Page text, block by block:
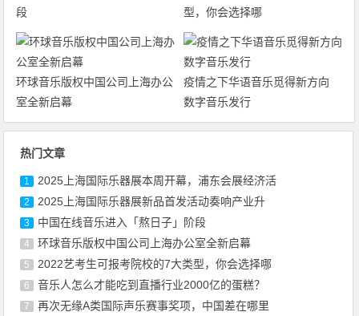
段
型，你会选择哪
环球音乐版权中国公司上海办公
室全新启幕
疫情之下华语音乐觅得新方向
数字音乐发行
热门文章
1 2025上海国际乐器展本周开幕，浦东会展经济活
2 2025上海国际乐器展新品首发活动奏响产业升
3 中国在线音乐进入「熬日子」阶段
4 环球音乐版权中国公司上海办公室全新启幕
5 2022艺考生可报考院校的7大类型，你会选择哪
6 音乐人怎么才能吃到直播行业2000亿的蛋糕？
7 再次无缘A类国际声乐赛事奖项，中国差在哪里